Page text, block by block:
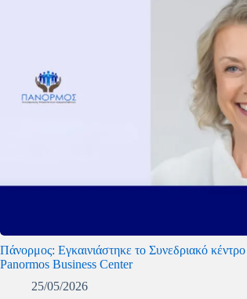
Πάνορμος: Εγκαινιάστηκε το Συνεδριακό
Panormos Business Center
25/05/2026